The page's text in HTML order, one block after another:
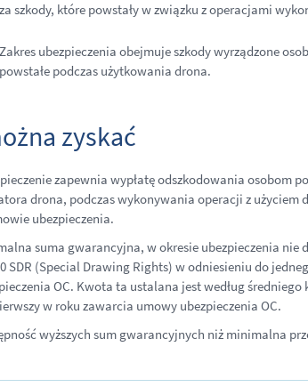
za szkody, które powstały w związku z operacjami
Zakres ubezpieczenia obejmuje szkody wyrządzone
powstałe podczas użytkowania drona.
zyskać
zapewnia wypłatę odszkodowania osobom
drona, podczas wykonywania operacji z użyciem
ubezpieczenia.
suma gwarancyjna, w okresie ubezpieczenia nie
SDR (Special Drawing Rights) w odniesieniu do
OC. Kwota ta ustalana jest według
w roku zawarcia umowy ubezpieczenia OC.
wyższych sum gwarancyjnych niż minimalna